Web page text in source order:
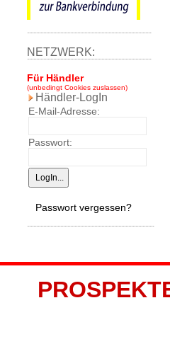
NETZWERK:
Für Händler
(unbedingt Cookies zuslassen)
Händler-LogIn
E-Mail-Adresse:
Passwort:
Passwort vergessen?